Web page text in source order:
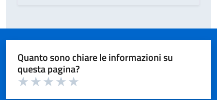
Quanto sono chiare le informazioni su
questa pagina?